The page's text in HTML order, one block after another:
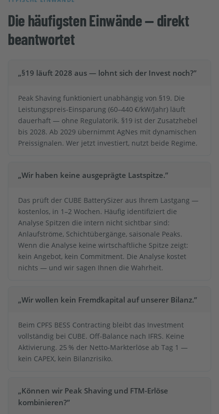
Die häufigsten Einwände — direkt
beantwortet
„§19 läuft 2028 aus — lohnt sich der Invest noch?”
Peak Shaving funktioniert unabhängig von §19. Die
Leistungspreis-Einsparung (60–440 €/kW/Jahr) läuft
dauerhaft — ohne Regulatorik. §19 ist der Zusatzhebel
bis 2028. Ab 2029 übernimmt AgNes mit dynamischen
Preissignalen. Wer jetzt investiert, nutzt beide Regime.
„Wir haben keine ausgeprägte Lastspitze.”
Das prüft der CUBE BatterySizer aus Ihrem Lastgang —
kostenlos, in 1–2 Wochen. Häufig identifiziert die
Analyse Spitzen die intern nicht sichtbar sind:
Anlaufströme, Schichtübergänge, saisonale Peaks.
Wenn die Analyse keine wirtschaftliche Spitze zeigt:
kein Angebot, kein Commitment. Die Analyse kostet
nichts — und wir sagen Ihnen die Wahrheit.
„Wir wollen kein Fremdkapital auf unserer Bilanz.”
Beim CPFS BESS Contracting bleibt das Investment
vollständig bei CUBE. Off-Balance nach IFRS. Keine
Aktivierung. 25 % der Netto-Markterlöse ab Tag 1 —
kein CAPEX, kein Bilanzrisiko.
„Können wir Peak Shaving und FTM-Erlöse
kombinieren?”